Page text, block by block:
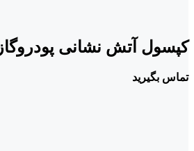
کپسول آتش نشانی پودروگاز 12 کیلوگرمی
تماس بگیرید